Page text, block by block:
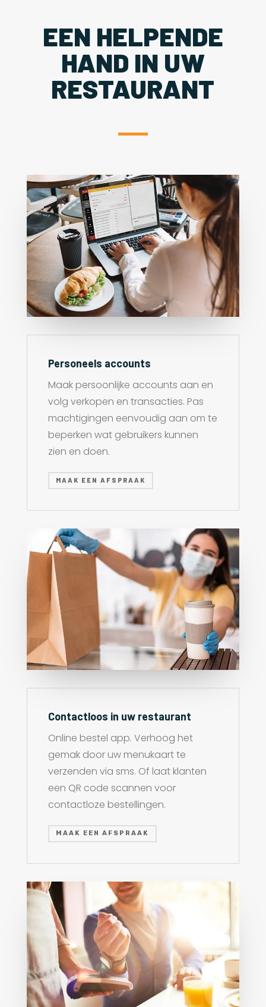
EEN HELPENDE
HAND IN UW
RESTAURANT
Personeels accounts
Maak persoonlijke accounts aan en
volg verkopen en transacties. Pas
machtigingen eenvoudig aan om te
beperken wat gebruikers kunnen
zien en doen.
MAAK EEN AFSPRAAK
Contactloos in uw restaurant
Online bestel app. Verhoog het
gemak door uw menukaart te
verzenden via sms. Of laat klanten
een QR code scannen voor
contactloze bestellingen.
MAAK EEN AFSPRAAK